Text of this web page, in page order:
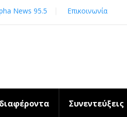
News 95.5 Επικοινωνία
Συνεντεύξεις